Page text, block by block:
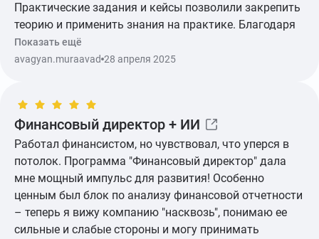
Практические задания и кейсы позволили закрепить
теорию и применить знания на практике. Благодаря
курсу я значительно повысил свою квалификацию.
Показать ещё
avagyan.muraavad 28 апреля 2025
Финансовый директор + ИИ
Работал финансистом, но чувствовал, что уперся в
потолок. Программа "Финансовый директор" дала
мне мощный импульс для развития! Особенно
ценным был блок по анализу финансовой отчетности
– теперь я вижу компанию "насквозь", понимаю ее
сильные и слабые стороны и могу принимать